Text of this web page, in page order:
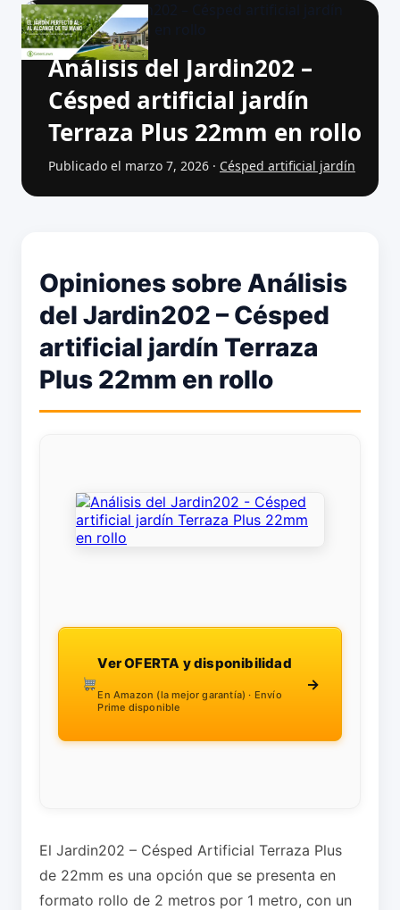
Análisis del Jardin202 –
Césped artificial jardín
Terraza Plus 22mm en rollo
Publicado el marzo 7, 2026 · Césped artificial jardín
Opiniones sobre Análisis
del Jardin202 – Césped
artificial jardín Terraza
Plus 22mm en rollo
Ver OFERTA y disponibilidad
En Amazon (la mejor garantía) · Envío
Prime disponible
→
El Jardin202 – Césped Artificial Terraza Plus
de 22mm es una opción que se presenta en
formato rollo de 2 metros por 1 metro, con un